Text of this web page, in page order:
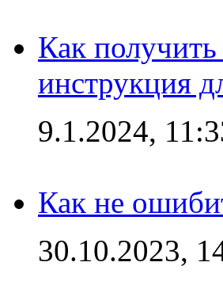
Как
инструкция
9.1.2024,
Как не
30.10.2023,